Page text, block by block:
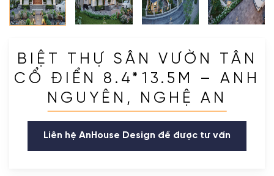
BIỆT THỰ SÂN VƯỜN TÂN
CỔ ĐIỂN 8.4*13.5M – ANH
NGUYÊN, NGHỆ AN
Liên hệ AnHouse Design để được tư vấn